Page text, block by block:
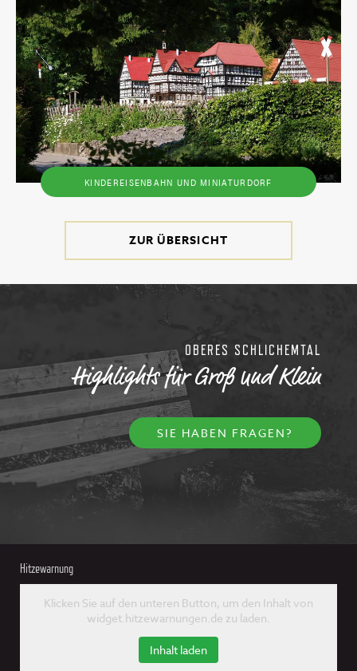
KINDEREISENBAHN UND MINIATURDORF
ZUR ÜBERSICHT
OBERES SCHLICHEMTAL
Highlights für Groß und Klein
SIE HABEN FRAGEN?
Hitzewarnung
Klicken Sie auf den unteren Button, um den Inhalt von
widget.hitzewarnungen.de zu laden.
Inhalt laden